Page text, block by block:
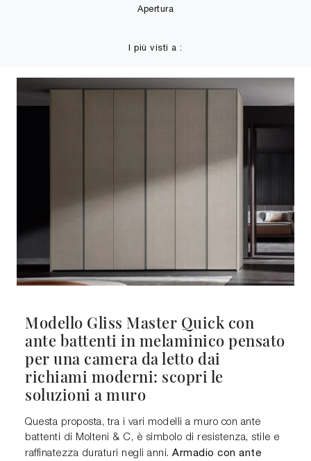
Apertura
I più visti a :
Modello Gliss Master Quick con
ante battenti in melaminico pensato
per una camera da letto dai
richiami moderni: scopri le
soluzioni a muro
Questa proposta, tra i vari modelli a muro con ante
battenti di Molteni & C, è simbolo di resistenza, stile e
raffinatezza duraturi negli anni. Armadio con ante